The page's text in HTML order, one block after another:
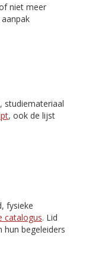
niet meer
studiemateriaal
, ook de lijst
fysieke
catalogus. Lid
hun begeleiders